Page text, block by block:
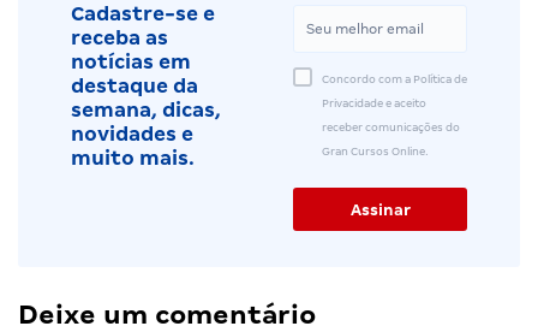
Cadastre-se e
receba as
notícias em
destaque da
semana, dicas,
novidades e
muito mais.
Concordo com a Política de
Privacidade e aceito
receber comunicações do
Gran Cursos Online.
Deixe um comentário